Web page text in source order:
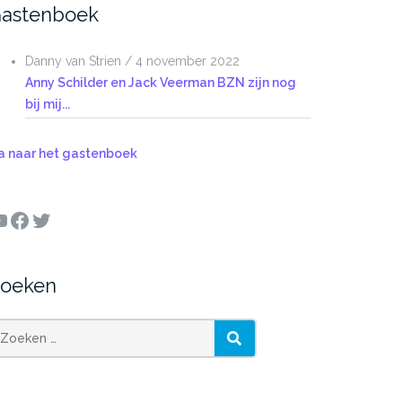
Danny van Strien / 4 november 2022
Anny Schilder en Jack Veerman BZN zijn nog
bij mij...
naar het gastenboek
Facebook
Twitter
ZOEKEN